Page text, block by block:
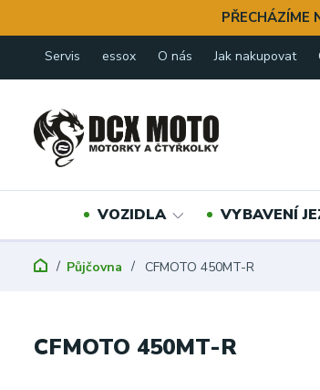
PŘECHÁZÍME
Servis essox O nás Jak nakupovat
VOZIDLA VYBAVENÍ
Půjčovna CFMOTO 450MT-R
CFMOTO 450MT-R